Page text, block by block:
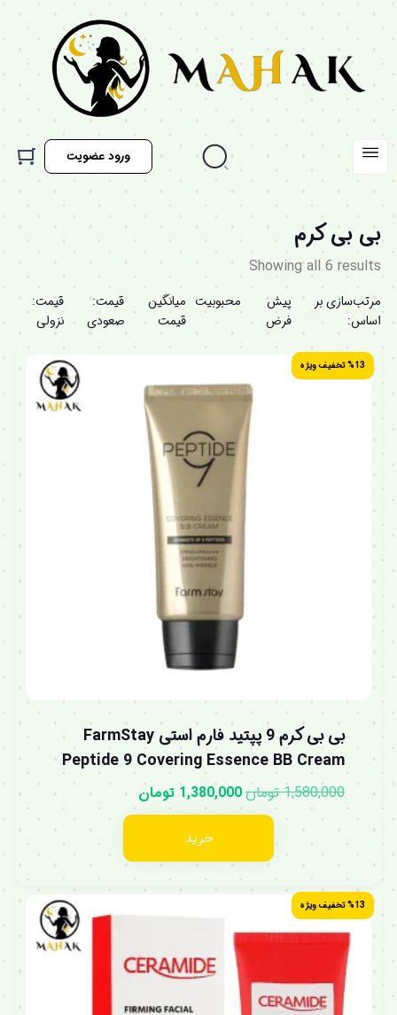
ورود عضویت
بی بی کرم
Showing all 6 results
مرتب‌سازی بر
اساس:
پیش
فرض
محبوبیت میانگین
قیمت
قیمت:
صعودی
قیمت:
نزولی
%13 تخفیف ویژه
بی بی کرم 9 پپتید فارم استی FarmStay
Peptide 9 Covering Essence BB Cream
1,580,000 تومان1,380,000 تومان
خرید
%13 تخفیف ویژه